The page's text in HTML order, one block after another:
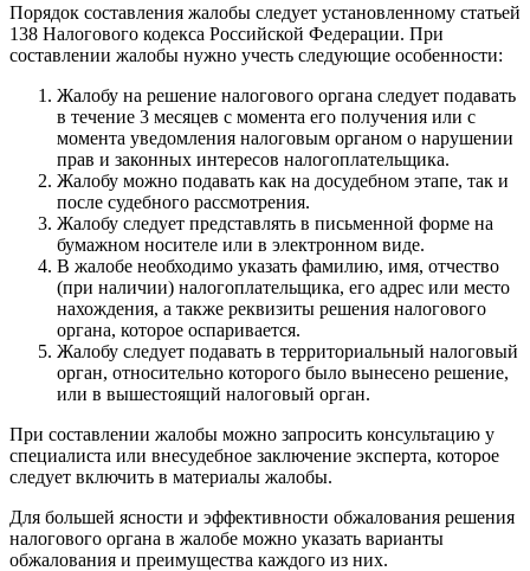
Порядок составления жалобы следует установленному статьей
138 Налогового кодекса Российской Федерации. При
составлении жалобы нужно учесть следующие особенности:
Жалобу на решение налогового органа следует подавать
в течение 3 месяцев с момента его получения или с
момента уведомления налоговым органом о нарушении
прав и законных интересов налогоплательщика.
Жалобу можно подавать как на досудебном этапе, так и
после судебного рассмотрения.
Жалобу следует представлять в письменной форме на
бумажном носителе или в электронном виде.
В жалобе необходимо указать фамилию, имя, отчество
(при наличии) налогоплательщика, его адрес или место
нахождения, а также реквизиты решения налогового
органа, которое оспаривается.
Жалобу следует подавать в территориальный налоговый
орган, относительно которого было вынесено решение,
или в вышестоящий налоговый орган.
При составлении жалобы можно запросить консультацию у
специалиста или внесудебное заключение эксперта, которое
следует включить в материалы жалобы.
Для большей ясности и эффективности обжалования решения
налогового органа в жалобе можно указать варианты
обжалования и преимущества каждого из них.